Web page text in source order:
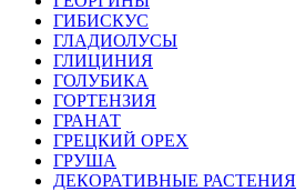
ГИБИСКУС
ГЛАДИОЛУСЫ
ГЛИЦИНИЯ
ГОЛУБИКА
ГОРТЕНЗИЯ
ГРАНАТ
ГРЕЦКИЙ ОРЕХ
ГРУША
ДЕКОРАТИВНЫЕ РАСТЕНИЯ